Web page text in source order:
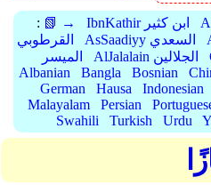
: 📗 → IbnKathir ابن كثير
القرطوبي
AsSaadiyy السعدي
الميسر
AlJalalain الجلالين
Albanian
Bangla Bosnian
German
Hausa Indonesian
Malayalam
Persian
Swahili
Turkish Urdu